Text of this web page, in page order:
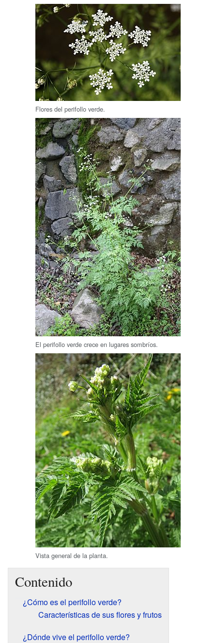
Flores del perifollo verde.
El perifollo verde crece en lugares sombríos.
Vista general de la planta.
Contenido
¿Cómo es el perifollo verde?
Características de sus flores y frutos
¿Dónde vive el perifollo verde?